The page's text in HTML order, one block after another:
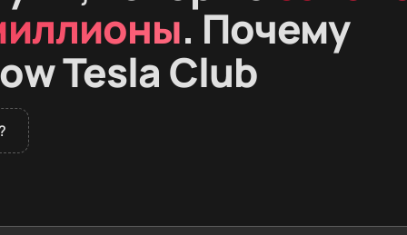
. Почему
Tesla Club
заблокированную электронику и проблемы на